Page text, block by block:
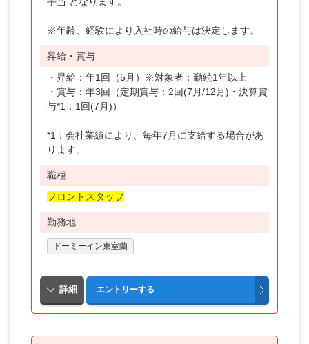
※年齢、経験により入社時の給与は決定します。
昇給・賞与
・昇給：年1回（5月）※対象者：勤続1年以上
・賞与：年3回（定期賞与：2回(7月/12月)・決算賞
与*1：1回(7月)）
*1：会社業績により、毎年7月に支給する場合があ
ります。
職種
フロントスタッフ
勤務地
ドーミーイン東室蘭